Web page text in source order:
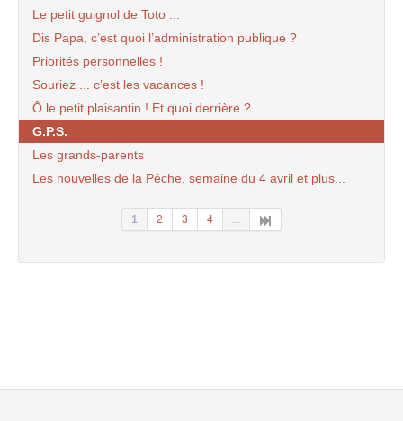
Le petit guignol de Toto ...
Dis Papa, c’est quoi l’administration publique ?
Priorités personnelles !
Souriez ... c’est les vacances !
Ô le petit plaisantin ! Et quoi derrière ?
G.P.S.
Les grands-parents
Les nouvelles de la Pêche, semaine du 4 avril et plus...
1 2 3 4 ...